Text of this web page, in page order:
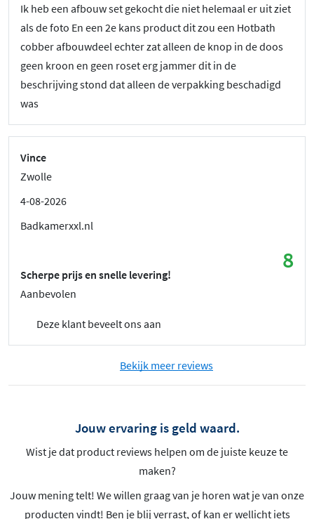
Ik heb een afbouw set gekocht die niet helemaal er uit ziet
als de foto En een 2e kans product dit zou een Hotbath
cobber afbouwdeel echter zat alleen de knop in de doos
geen kroon en geen roset erg jammer dit in de
beschrijving stond dat alleen de verpakking beschadigd
was
Vince
Zwolle
4-08-2026
Badkamerxxl.nl
8
Scherpe prijs en snelle levering!
Aanbevolen
Deze klant beveelt ons aan
Bekijk meer reviews
Jouw ervaring is geld waard.
Wist je dat product reviews helpen om de juiste keuze te
maken?
Jouw mening telt! We willen graag van je horen wat je van onze
producten vindt! Ben je blij verrast, of kan er wellicht iets